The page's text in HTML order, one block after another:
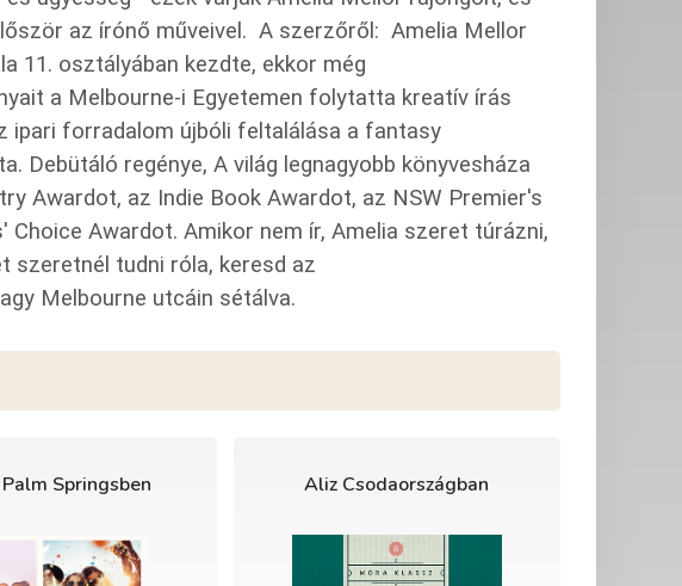
az írónő műveivel. A szerzőről: Amelia Mellor
11. osztályában kezdte, ekkor még
a Melbourne-i Egyetemen folytatta kreatív írás
ipari forradalom újbóli feltalálása a fantasy
Debütáló regénye, A világ legnagyobb könyvesháza
Awardot, az Indie Book Awardot, az NSW Premier's
Awardot. Amikor nem ír, Amelia szeret túrázni,
szeretnél tudni róla, keresd az
Melbourne utcáin sétálva.
Springsben Aliz Csodaországban